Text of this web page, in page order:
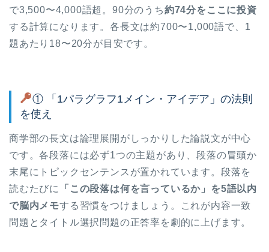
で3,500〜4,000語超。90分のうち約74分をここに投資
する計算になります。各長文は約700〜1,000語で、1
題あたり18〜20分が目安です。
① 「1パラグラフ1メイン・アイデア」の法則
を使え
商学部の長文は論理展開がしっかりした論説文が中心
です。各段落には必ず1つの主題があり、段落の冒頭か
末尾にトピックセンテンスが置かれています。段落を
読むたびに
「この段落は何を言っているか」を5語以内
で脳内メモする習慣をつけましょう。これが内容一致
問題とタイトル選択問題の正答率を劇的に上げます。